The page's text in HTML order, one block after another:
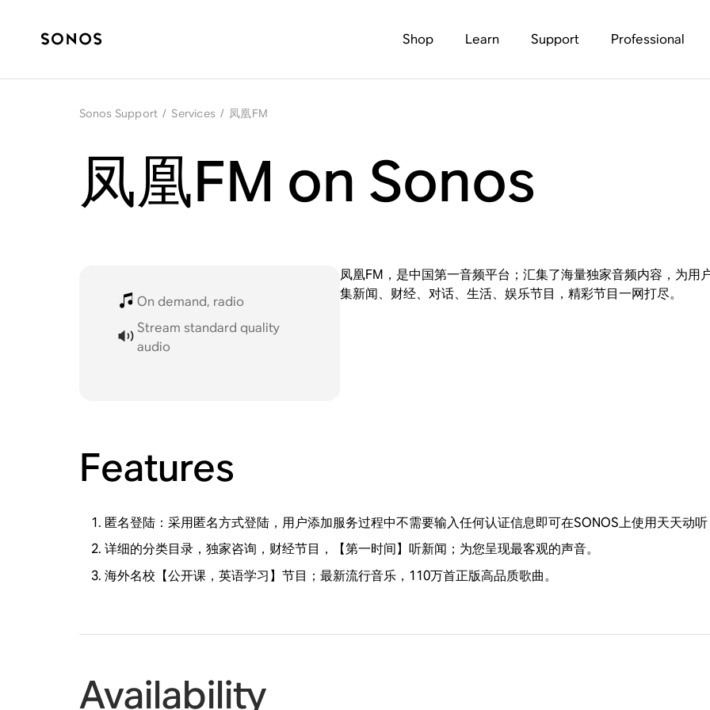
Shop Learn Support Professional
Sonos Support / Services / 凤凰FM
凤凰FM on Sonos
On demand, radio
Stream standard quality
audio
凤凰FM，是中国第一音频平台；汇集了海量独家音频内容，为
集新闻、财经、对话、生活、娱乐节目，精彩节目一网打尽。
Features
匿名登陆：采用匿名方式登陆，用户添加服务过程中不需要输入任何认证信息即可在SONOS上使用天天动
详细的分类目录，独家咨询，财经节目，【第一时间】听新闻；为您呈现最客观的声音。
海外名校【公开课，英语学习】节目；最新流行音乐，110万首正版高品质歌曲。
Availability